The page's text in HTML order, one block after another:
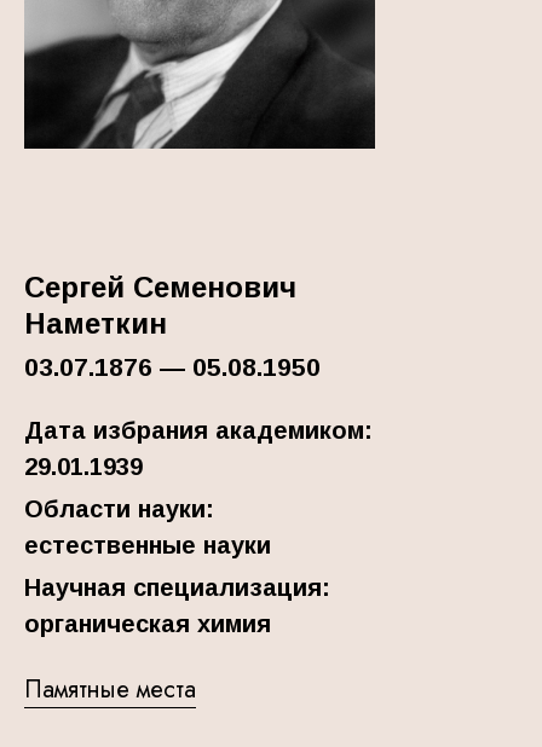
Памятные места
Научная специализация:
органическая химия
Области науки:
естественные науки
Дата избрания академиком:
29.01.1939
03.07.1876 — 05.08.1950
Сергей Семенович
Наметкин